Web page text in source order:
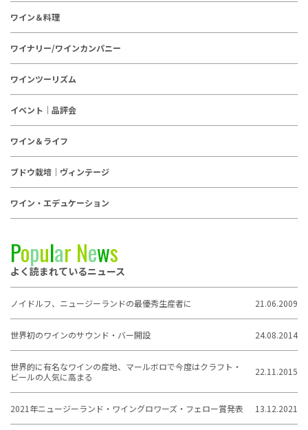
ワイン＆料理
ワイナリー/ワインカンパニー
ワインツーリズム
イベント｜品評会
ワイン＆ライフ
ブドウ栽培｜ヴィンテージ
ワイン・エデュケーション
Popular News
よく読まれているニュース
ノイドルフ、ニュージーランドの最優秀生産者に 21.06.2009
世界初のワインのサウンド・バー開設 24.08.2014
世界的に有名なワインの産地、マールボロで今度はクラフト・
ビールの人気に高まる
22.11.2015
2021年ニュージーランド・ワイングロワーズ・フェロー賞発表 13.12.2021